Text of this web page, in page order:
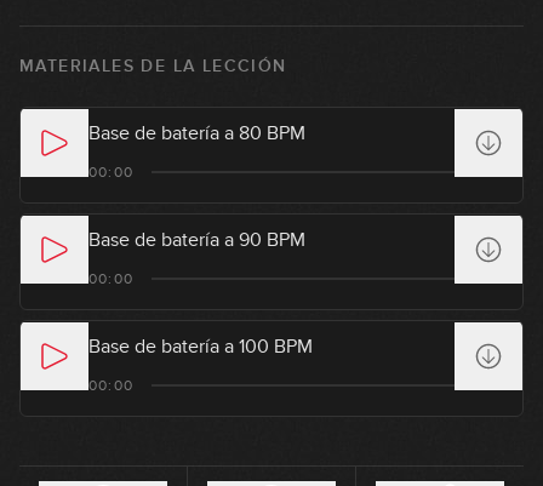
MATERIALES DE LA LECCIÓN
Base de batería a 80 BPM
00:00
Base de batería a 90 BPM
00:00
Base de batería a 100 BPM
00:00
14:05
El slap de pulgar constante
11:12
Creando patrones de slap a partir
07:09
Creando patrones de slap a partir
9
Open Hammer Thumb Pluck: